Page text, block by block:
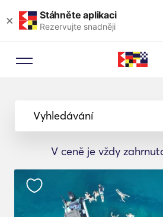
× Stáhněte aplikaci
Rezervujte snadněji
Vyhledávání
V ceně je vždy